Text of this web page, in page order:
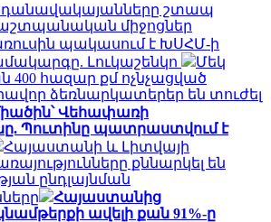
շտապ
միջոցներ
պակասում է ԽՍՀՄ-ի
Լուկաշենկո
Մեկ
400 հազար քմ ոչնչացված
ձեռնարկատերեր են տուժել
Վեհափառի
Պուտինը պատրաստվում է
Հայաստանի և Լիտվայի
քննարկել են
ընդլայնման
Հայաստանից
ավելի քան 91%-ը